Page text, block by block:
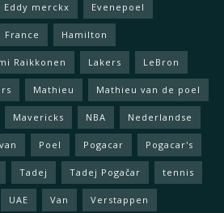
Eddy merckx Evenepoel
France Hamilton
Raikkonen Lakers LeBron
Mathieu Mathieu van de poel
Mavericks NBA Nederlandse
Poel Pogacar Pogacar's
Tadej Tadej Pogačar tennis
UAE Van Verstappen